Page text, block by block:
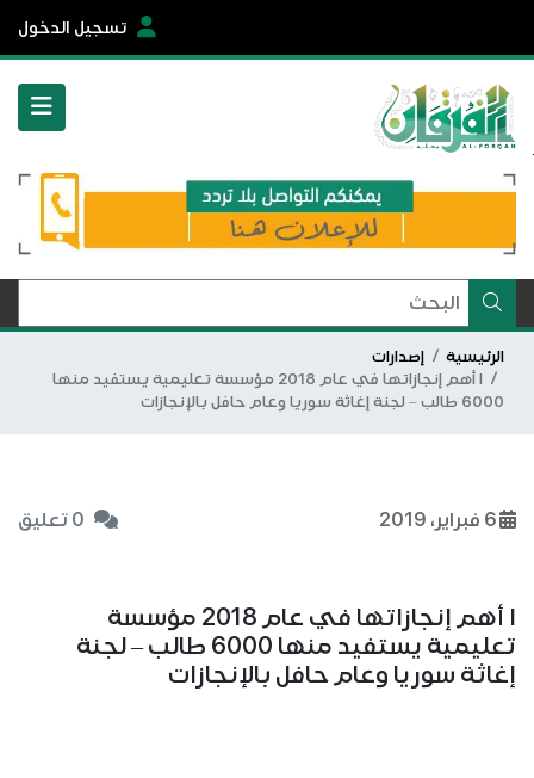
تسجيل الدخول
الرئيسية
إصدارات
ا أهم إنجازاتها في عام 2018 مؤسسة تعليمية يستفيد منها
6000 طالب – لجنة إغاثة سوريا وعام حافل بالإنجازات
0 تعليق
ا أهم إنجازاتها في عام 2018 مؤسسة
تعليمية يستفيد منها 6000 طالب – لجنة
إغاثة سوريا وعام حافل بالإنجازات